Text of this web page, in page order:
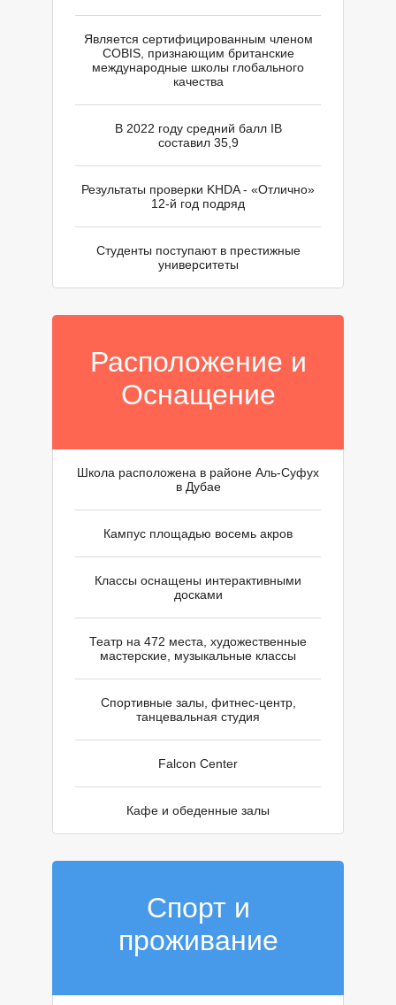
М
Ы
Является сертифицированным членом
COBIS, признающим британские
международные школы глобального
качества
В 2022 году средний балл IB
составил 35,9
Результаты проверки KHDA - «Отлично»
12-й год подряд
Студенты поступают в престижные
университеты
Расположение и
Оснащение
Школа расположена в районе Аль-Суфух
в Дубае
Кампус площадью восемь акров
Классы оснащены интерактивными
досками
Театр на 472 места, художественные
мастерские, музыкальные классы
Спортивные залы, фитнес-центр,
танцевальная студия
Falcon Center
Кафе и обеденные залы
Спорт и
проживание